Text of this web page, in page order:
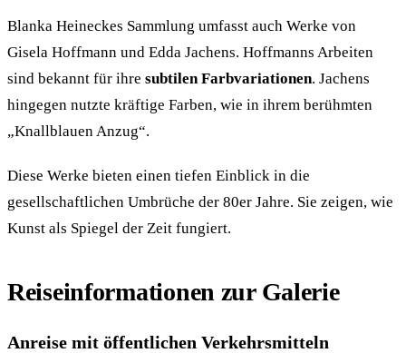
Blanka Heineckes Sammlung umfasst auch Werke von
Gisela Hoffmann und Edda Jachens. Hoffmanns Arbeiten
sind bekannt für ihre subtilen Farbvariationen. Jachens
hingegen nutzte kräftige Farben, wie in ihrem berühmten
„Knallblauen Anzug“.
Diese Werke bieten einen tiefen Einblick in die
gesellschaftlichen Umbrüche der 80er Jahre. Sie zeigen, wie
Kunst als Spiegel der Zeit fungiert.
Reiseinformationen zur Galerie
Anreise mit öffentlichen Verkehrsmitteln